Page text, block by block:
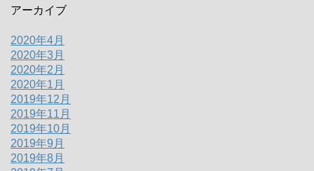
アーカイブ
2020年4月
2020年3月
2020年2月
2020年1月
2019年12月
2019年11月
2019年10月
2019年9月
2019年8月